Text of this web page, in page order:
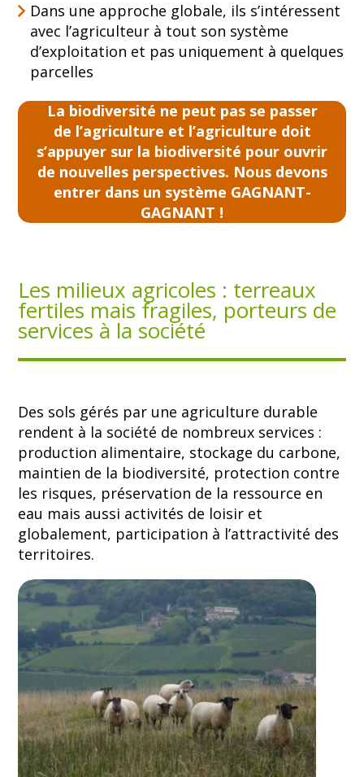
Dans une approche globale, ils s’intéressent
avec l’agriculteur à tout son système
d’exploitation et pas uniquement à quelques
parcelles
La biodiversité ne peut pas se passer
de l’agriculture et l’agriculture doit
s’appuyer sur la biodiversité pour ouvrir
de nouvelles perspectives. Nous devons
entrer dans un système GAGNANT-
GAGNANT !
Les milieux agricoles : terreaux
fertiles mais fragiles, porteurs de
services à la société
Des sols gérés par une agriculture durable
rendent à la société de nombreux services :
production alimentaire, stockage du carbone,
maintien de la biodiversité, protection contre
les risques, préservation de la ressource en
eau mais aussi activités de loisir et
globalement, participation à l’attractivité des
territoires.